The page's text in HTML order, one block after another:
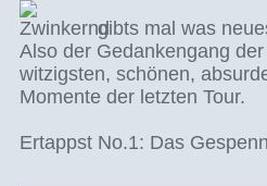
gibts mal was
Also der Gedankengang
witzigsten, schönen,
Momente der letzten Tour.
Ertappst No.1: Das